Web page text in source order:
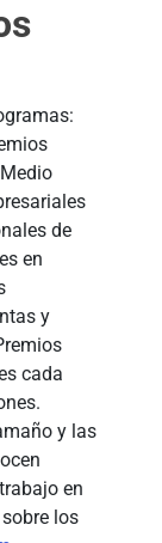
de
en
y
cada
y las
en
los